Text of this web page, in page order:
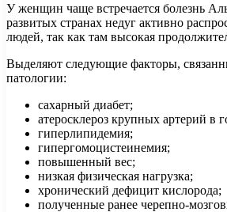
У женщин чаще встречается болезнь
развитых странах недуг активно
людей, так как там высокая
Выделяют следующие факторы,
патологии:
сахарный диабет;
атеросклероз крупных артерий в
гиперлипидемия;
гипергомоцистеинемия;
повышенный вес;
низкая физическая нагрузка;
хронический дефицит кислорода;
полученные ранее черепно-